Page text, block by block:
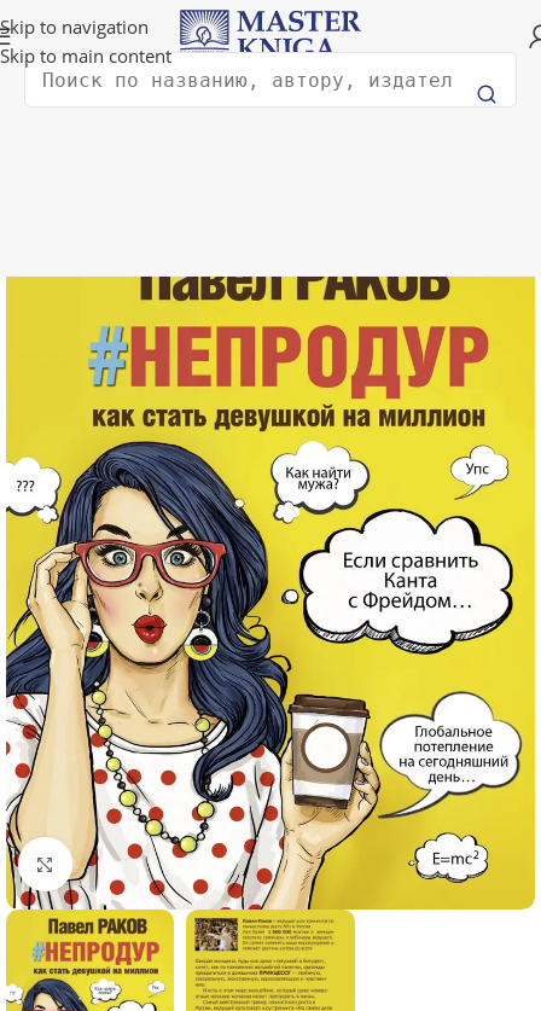
Skip to navigation
Skip to main content
Доставка в любую страну мира!
Поиск
Click to enlarge